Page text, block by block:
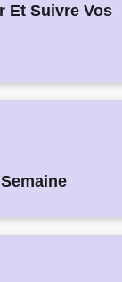
Et Suivre Vos